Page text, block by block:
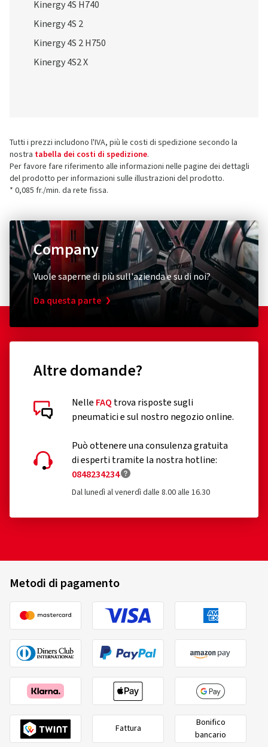
Kinergy 4S H740
Kinergy 4S 2
Kinergy 4S 2 H750
Kinergy 4S2 X
Tutti i prezzi includono l'IVA, più le costi di spedizione secondo la
nostra tabella dei costi di spedizione.
Per favore fare riferimento alle informazioni nelle pagine dei dettagli
del prodotto per informazioni sulle illustrazioni del prodotto.
* 0,085 fr./min. da rete fissa.
Company
Vuole saperne di più sull'azienda e su di noi?
Da questa parte
Altre domande?
Nelle FAQ trova risposte sugli
pneumatici e sul nostro negozio online.
Può ottenere una consulenza gratuita
di esperti tramite la nostra hotline:
0848234234
Dal lunedì al venerdì dalle 8.00 alle 16.30
Metodi di pagamento
Fattura
Bonifico
bancario